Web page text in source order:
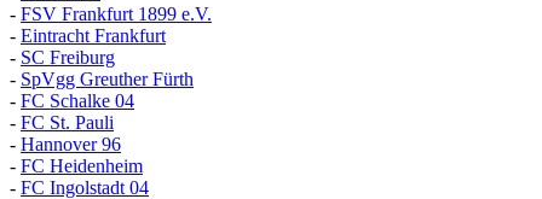
- FSV Frankfurt 1899 e.V.
- Eintracht Frankfurt
- SC Freiburg
- SpVgg Greuther Fürth
- FC Schalke 04
- FC St. Pauli
- Hannover 96
- FC Heidenheim
- FC Ingolstadt 04